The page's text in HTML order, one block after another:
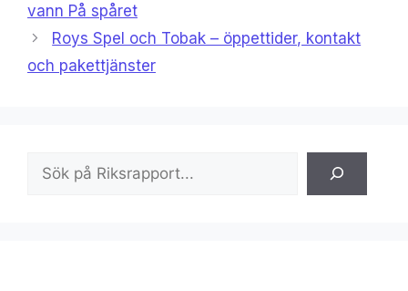
vann På spåret
Roys Spel och Tobak – öppettider, kontakt
och pakettjänster